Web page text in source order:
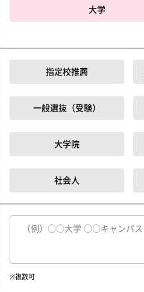
大学
指定校推薦
一般選抜（受験）
大学院
社会人
※複数可